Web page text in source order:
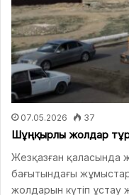
07.05.2026 37
Шұңқырлы жолдар
Жезқазған қаласында
бағытындағы
жолдарын күтіп ұстау